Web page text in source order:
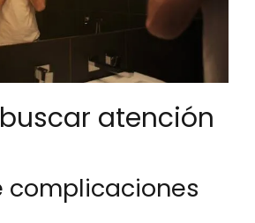
atención
complicaciones